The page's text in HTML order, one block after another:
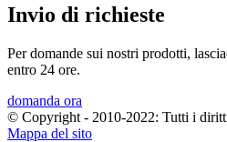
Invio di richieste
Per domande sui nostri prodotti,
entro 24 ore.
domanda ora
© Copyright - 2010-2022: Tutti i
Mappa del sito